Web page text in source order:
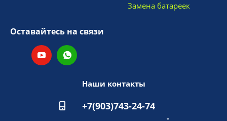
Замена батареек
Оставайтесь на связи
Наши контакты
+7(903)743-24-74